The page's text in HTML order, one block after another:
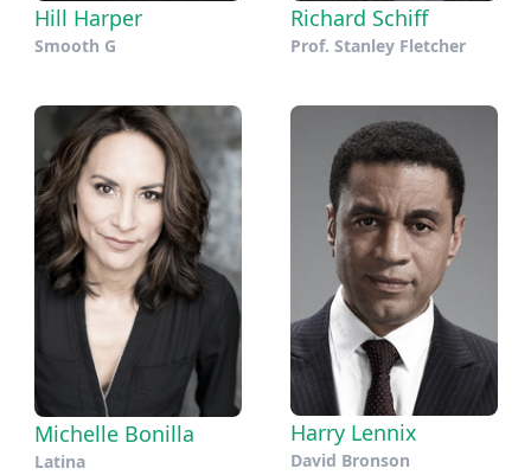
Hill Harper
Smooth G
Richard Schiff
Prof. Stanley Fletcher
Michelle Bonilla
Latina
Harry Lennix
David Bronson